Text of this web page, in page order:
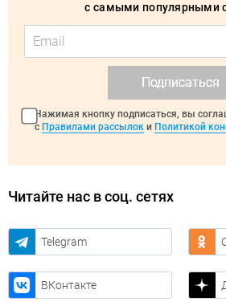
с самыми популярными
Подписаться
Нажимая кнопку подписаться, вы
с Правилами рассылок и Политикой
Читайте нас в соц. сетях
Telegram
ВКонтакте